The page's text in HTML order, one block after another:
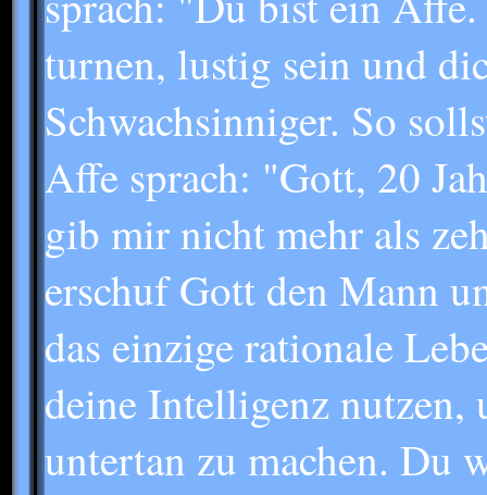
turnen, lustig sein und
Schwachsinniger. So
Affe sprach: "Gott, 20
gib mir nicht mehr als
erschuf Gott den Mann
das einzige rationale
deine Intelligenz nutzen,
untertan zu machen. Du